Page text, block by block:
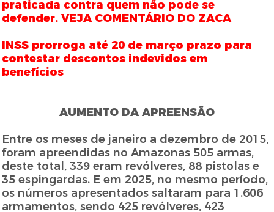
praticada contra quem não pode se
defender. VEJA COMENTÁRIO DO ZACA
INSS prorroga até 20 de março prazo para
contestar descontos indevidos em
benefícios
AUMENTO DA APREENSÃO
Entre os meses de janeiro a dezembro de 2015,
foram apreendidas no Amazonas 505 armas,
deste total, 339 eram revólveres, 88 pistolas e
35 espingardas. E em 2025, no mesmo período,
os números apresentados saltaram para 1.606
armamentos, sendo 425 revólveres, 423